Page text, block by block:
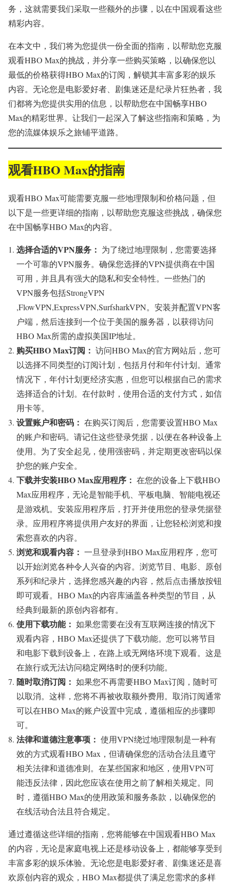
务，这就需要我们采取一些额外的步骤，以在中国观看这些
精彩内容。
在本文中，我们将为您提供一份全面的指南，以帮助您克服
观看HBO Max的挑战，并分享一些购买策略，以确保您以
最低的价格获得HBO Max的订阅，解锁其丰富多彩的娱乐
内容。无论您是电影爱好者、剧集迷还是纪录片狂热者，我
们都将为您提供实用的信息，以帮助您在中国畅享HBO
Max的精彩世界。让我们一起深入了解这些指南和策略，为
您的流媒体娱乐之旅铺平道路。
观看HBO Max的指南
观看HBO Max可能需要克服一些地理限制和价格问题，但
以下是一些更详细的指南，以帮助您克服这些挑战，确保您
在中国畅享HBO Max的内容。
选择合适的VPN服务： 为了绕过地理限制，您需要选择
一个可靠的VPN服务。确保您选择的VPN提供商在中国
可用，并且具有强大的隐私和安全特性。一些热门的
VPN服务包括StrongVPN
,FlowVPN,ExpressVPN,SurfsharkVPN。安装并配置VPN客
户端，然后连接到一个位于美国的服务器，以获得访问
HBO Max所需的虚拟美国IP地址。
购买HBO Max订阅： 访问HBO Max的官方网站后，您可
以选择不同类型的订阅计划，包括月付和年付计划。通常
情况下，年付计划更经济实惠，但您可以根据自己的需求
选择适合的计划。在付款时，使用合适的支付方式，如信
用卡等。
设置账户和密码： 在购买订阅后，您需要设置HBO Max
的账户和密码。请记住这些登录凭据，以便在各种设备上
使用。为了安全起见，使用强密码，并定期更改密码以保
护您的账户安全。
下载并安装HBO Max应用程序： 在您的设备上下载HBO
Max应用程序，无论是智能手机、平板电脑、智能电视还
是游戏机。安装应用程序后，打开并使用您的登录凭据登
录。应用程序将提供用户友好的界面，让您轻松浏览和搜
索您喜欢的内容。
浏览和观看内容： 一旦登录到HBO Max应用程序，您可
以开始浏览各种令人兴奋的内容。浏览节目、电影、原创
系列和纪录片，选择您感兴趣的内容，然后点击播放按钮
即可观看。HBO Max的内容库涵盖各种类型的节目，从
经典到最新的原创内容都有。
使用下载功能： 如果您需要在没有互联网连接的情况下
观看内容，HBO Max还提供了下载功能。您可以将节目
和电影下载到设备上，在路上或无网络环境下观看。这是
在旅行或无法访问稳定网络时的便利功能。
随时取消订阅： 如果您不再需要HBO Max订阅，随时可
以取消。这样，您将不再被收取额外费用。取消订阅通常
可以在HBO Max的账户设置中完成，遵循相应的步骤即
可。
法律和道德注意事项： 使用VPN绕过地理限制是一种有
效的方式观看HBO Max，但请确保您的活动合法且遵守
相关法律和道德准则。在某些国家和地区，使用VPN可
能违反法律，因此您应该在使用之前了解相关规定。同
时，遵循HBO Max的使用政策和服务条款，以确保您的
在线活动合法且符合规定。
通过遵循这些详细的指南，您将能够在中国观看HBO Max
的内容，无论是家庭电视上还是移动设备上，都能够享受到
丰富多彩的娱乐体验。无论您是电影爱好者、剧集迷还是喜
欢原创内容的观众，HBO Max都提供了满足您需求的多样